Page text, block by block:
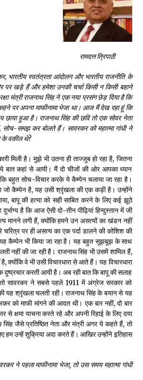
आन्दोलन में भाषाओं की भूमिका पर एक जरूरी दस्तावेज
ज़्यादा ज़रूरी कि किसको सत्ता में नहीं आना चाहिए
3 years ago
को मातृशोक
ago
रामदत्त त्रिपाठी
, भारतीय स्वतंत्रता आंदोलन और भारतीय राजनीति के
पर खड़े हैं और हमेशा उनकी चर्चा किसी न किसी बहाने
मंत्री राजनाथ सिंह ने एक नया प्रसंग छेड़ दिया है कि
पर अपना माफीनामा भेजा था। आज मैं देख रहा हूं कि
छाया हुआ है। राजनाथ सिंह की छवि तो एक सोवर नेता
सोच-समझ कर बोलते हैं। सावरकर को महात्मा गांधी ने
के वकील थे?
मिली है। मुझे भी उतना ही ताज्जुब हो रहा है, जितना
बात कहां से आयी। मैं दो चीजों की ओर आपका ध्यान
बहुत सोच-विचार करके ये कैम्पेन चलाया जा रहा है।
जो कैम्पेन है, यह उसी श्रृंखला की एक कड़ी है। उन्होंने
बापू की हत्या को सही साबित करने के लिए कई झूठे
है कि आज ऐसी दो-तीन पीढ़ियां हिन्दुस्तान में जी
मानने लगी हैं, क्योंकि हमने उन असत्यों का खंडन नहीं
पर ही असत्य का एक पर्दा डालने की कोशिश की
कैम्पेन भी किया जा रहा है। यह बहुत सूझबूझ के साथ
नहीं की जा रही है। राजनाथ सिंह भी उसमें शामिल हैं,
क्योंकि वे भी उसी विचारधारा से आते हैं। यह विचारधारा
करती आयी है। अब रही बात कि बापू की सलाह
तो सावरकर ने सबसे पहले 1911 में अंग्रेज सरकार को
यह श्रृंखला चलती रही। राजनाथ सिंह के बयान से यह
को माफी मांगने की आदत थी। एक बार नहीं, दो बार
से क्षमा याचना करते रहे और अपनी रिहाई के लिए दया
सिंह जैसे प्रतिष्ठित नेता और मंत्री अगर ये कहते हैं, तो
हम उन्हें शुक्रिया अदा करते हैं। आखिर उन्होंने इतिहास
ने पहला माफीनामा भेजा, तो उस समय महात्मा गांधी